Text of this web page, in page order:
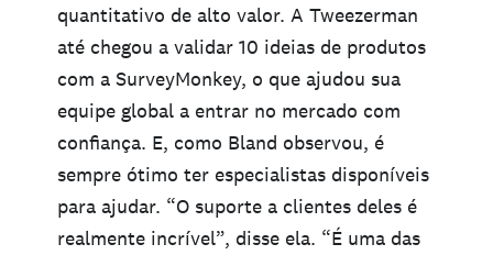
quantitativo de alto valor. A Tweezerman
até chegou a validar 10 ideias de produtos
com a SurveyMonkey, o que ajudou sua
equipe global a entrar no mercado com
confiança. E, como Bland observou, é
sempre ótimo ter especialistas disponíveis
para ajudar. “O suporte a clientes deles é
realmente incrível”, disse ela. “É uma das